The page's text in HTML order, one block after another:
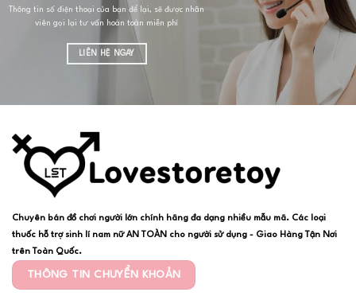
Thông tin số điện thoại của bạn để lại, sẽ được nhân
viên gọi lại tư vấn hoàn toàn miễn phí
LIÊN HỆ NGAY
Chuyên bán đồ chơi người lớn chính hãng đa dạng nhiều mẫu mã. Các loại
thuốc hỗ trợ sinh lí nam nữ AN TOÀN cho người sử dụng - Giao Hàng Tận Nơi
trên Toàn Quốc.
THÔNG TIN CHUYỂN KHOẢN